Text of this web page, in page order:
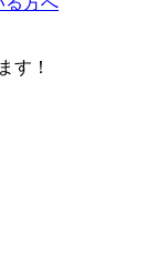
す！